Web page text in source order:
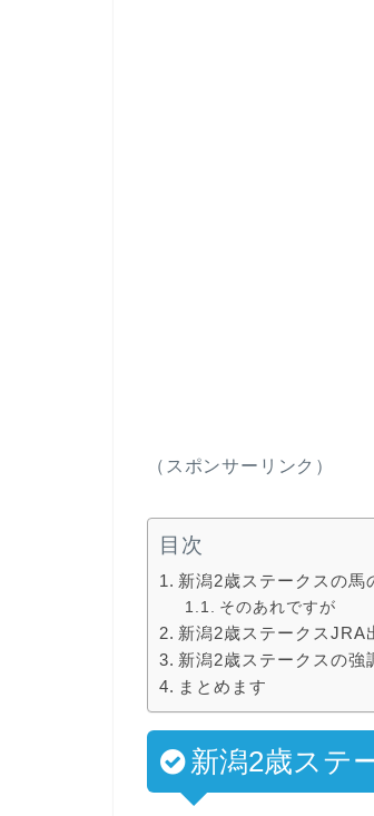
（スポンサーリンク）
目次
新潟2歳ステークスの馬
そのあれですが
新潟2歳ステークスJRA
新潟2歳ステークスの強
まとめます
新潟2歳ステ